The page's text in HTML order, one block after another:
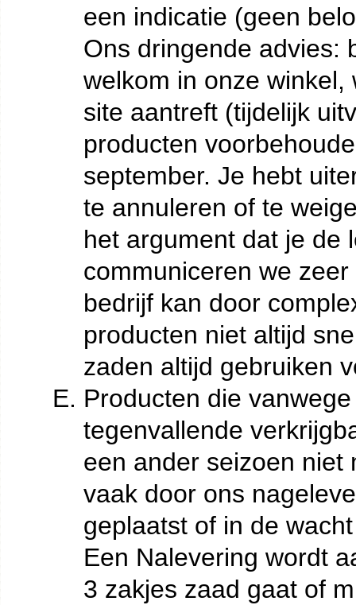
een indicatie (geen
Ons dringende advies:
welkom in onze
site aantreft (tijdelijk
producten
september. Je hebt
te annuleren of te
het argument dat je de
communiceren we
bedrijf kan door
producten niet altijd
zaden altijd gebruiken
Producten die
tegenvallende
een ander seizoen niet
vaak door ons
geplaatst of in de
Een Nalevering wordt
3 zakjes zaad gaat of